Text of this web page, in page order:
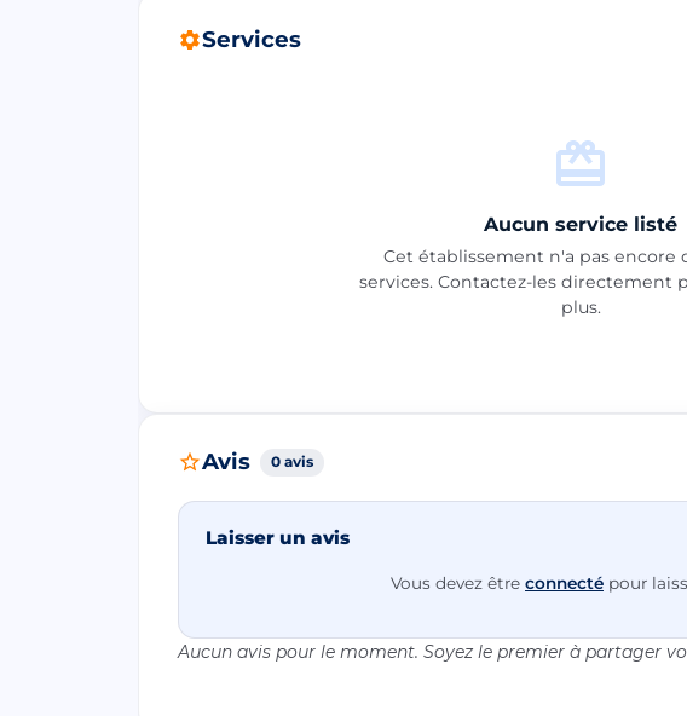
Services
Aucun service listé
Cet établissement n'a pas encore
services. Contactez-les directement
plus.
Avis 0 avis
Laisser un avis
Vous devez être connecté pour
Aucun avis pour le moment. Soyez le premier à partager